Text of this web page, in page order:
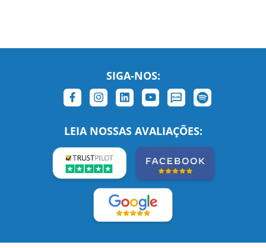
SIGA-NOS:
LEIA NOSSAS AVALIAÇÕES: